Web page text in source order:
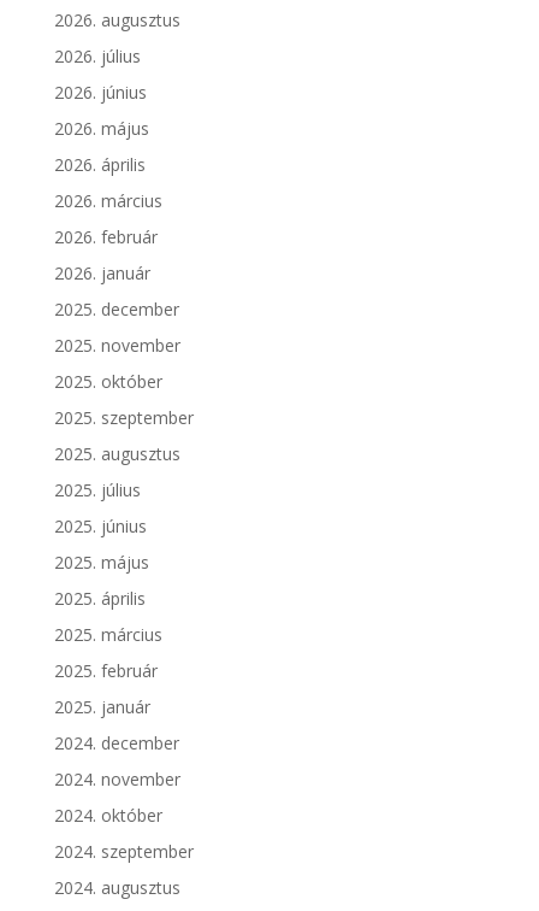
2026. augusztus
2026. július
2026. június
2026. május
2026. április
2026. március
2026. február
2026. január
2025. december
2025. november
2025. október
2025. szeptember
2025. augusztus
2025. július
2025. június
2025. május
2025. április
2025. március
2025. február
2025. január
2024. december
2024. november
2024. október
2024. szeptember
2024. augusztus